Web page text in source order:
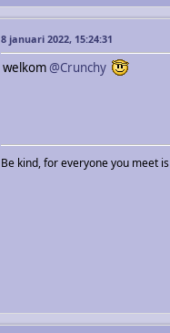
8 januari 2022, 15:24:31
welkom@Crunchy
Be kind, for everyone you meet